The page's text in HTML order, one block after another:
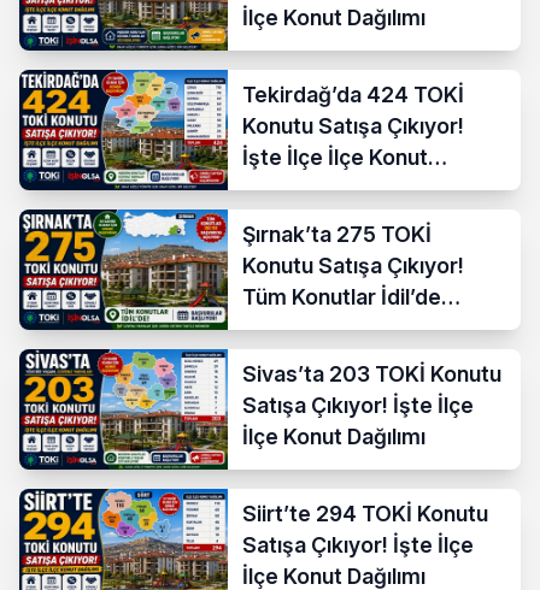
İlçe Konut Dağılımı
Tekirdağ’da 424 TOKİ
Konutu Satışa Çıkıyor!
İşte İlçe İlçe Konut
Dağılımı
Şırnak’ta 275 TOKİ
Konutu Satışa Çıkıyor!
Tüm Konutlar İdil’de
Başvuruya Açılıyor
Sivas’ta 203 TOKİ Konutu
Satışa Çıkıyor! İşte İlçe
İlçe Konut Dağılımı
Siirt’te 294 TOKİ Konutu
Satışa Çıkıyor! İşte İlçe
İlçe Konut Dağılımı